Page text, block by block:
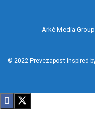
Arkè Media Group
© 2022 Prevezapost Inspired